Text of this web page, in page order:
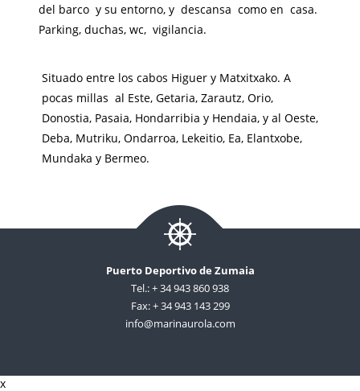
del barco y su entorno, y descansa como en casa.
Parking, duchas, wc, vigilancia.
Situado entre los cabos Higuer y Matxitxako. A
pocas millas al Este, Getaria, Zarautz, Orio,
Donostia, Pasaia, Hondarribia y Hendaia, y al Oeste,
Deba, Mutriku, Ondarroa, Lekeitio, Ea, Elantxobe,
Mundaka y Bermeo.
Puerto Deportivo de Zumaia
Tel.: + 34 943 860 938
Fax: + 34 943 143 299
info@marinaurola.com
x